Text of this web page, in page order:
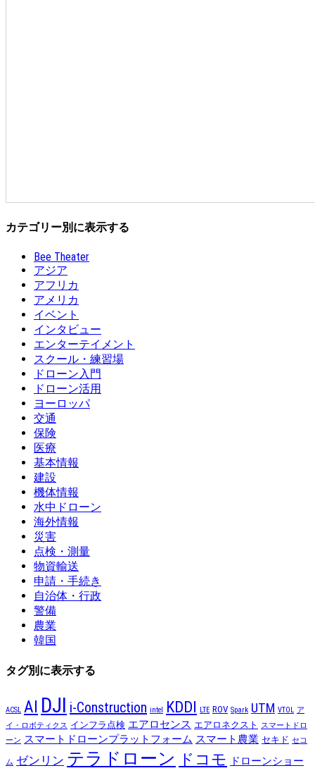
カテゴリー別に表示する
Bee Theater
アジア
アフリカ
アメリカ
イベント
インタビュー
エンターテイメント
スクール・練習場
ドローン入門
ドローン活用
ヨーロッパ
交通
保険
医療
基本情報
建設
機体情報
水中ドローン
海外情報
災害
点検・測量
物資輸送
申請・手続き
自治体・行政
警備
農業
韓国
タグ別に表示する
ACSL AI DJI i-Construction intel KDDI LTE ROV Spark UTM VTOL ア
イ・ロボティクス インフラ点検 エアロセンス エアロネクスト
スマートドロ
ーン スマートドローンプラットフォーム スマート農業 セキド セコ
ム ゼンリン テラドローン ドコモ
ドローンショー